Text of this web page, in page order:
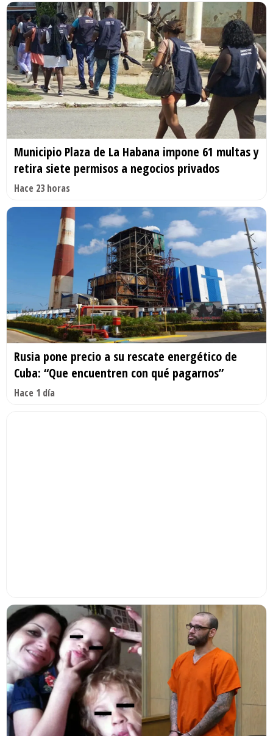
Municipio Plaza de La Habana impone 61 multas y
retira siete permisos a negocios privados
Hace 23 horas
Rusia pone precio a su rescate energético de
Cuba: “Que encuentren con qué pagarnos”
Hace 1 día